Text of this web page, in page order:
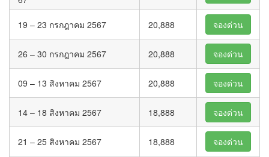
19 – 23 กรกฎาคม 2567 20,888 จองด่วน
26 – 30 กรกฎาคม 2567 20,888 จองด่วน
09 – 13 สิงหาคม 2567 20,888 จองด่วน
14 – 18 สิงหาคม 2567 18,888 จองด่วน
21 – 25 สิงหาคม 2567 18,888 จองด่วน